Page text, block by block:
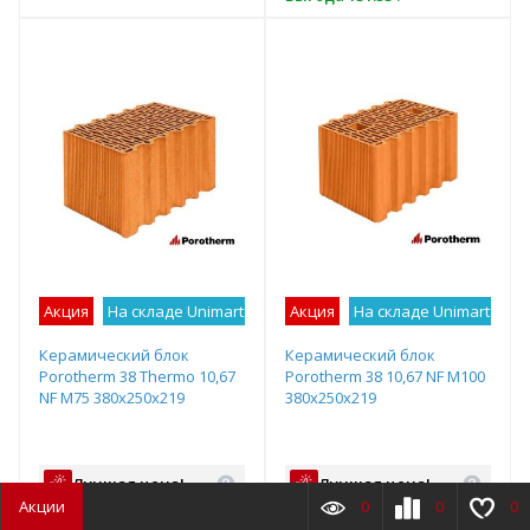
Акция На складе Unimart Лучшее предложение
Керамический блок
Porotherm 38 Thermo 10,67
NF М75 380х250х219
Лучшая цена!
Акция На складе Unimart
Керамический блок
Porotherm 38 10,67 NF М100
380х250х219
Лучшая цена!
Акции 0 0 0